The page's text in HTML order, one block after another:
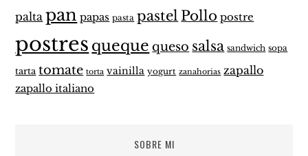
palta pan papas pasta pastel Pollo postre
postres queque queso salsa sandwich sopa
tarta tomate torta vainilla yogurt zanahorias zapallo
zapallo italiano
SOBRE MI